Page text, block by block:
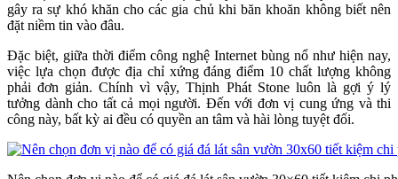
gây ra sự khó khăn cho các gia chủ khi băn khoăn không biết nên
đặt niềm tin vào đâu.
Đặc biệt, giữa thời điểm công nghệ Internet bùng nổ như hiện nay,
việc lựa chọn được địa chỉ xứng đáng điểm 10 chất lượng không
phải đơn giản. Chính vì vậy, Thịnh Phát Stone luôn là gợi ý lý
tưởng dành cho tất cả mọi người. Đến với đơn vị cung ứng và thi
công này, bất kỳ ai đều có quyền an tâm và hài lòng tuyệt đối.